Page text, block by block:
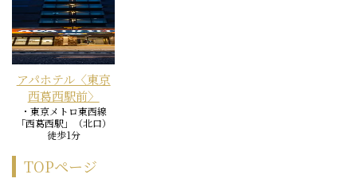
アパホテル〈東京
西葛西駅前〉
・東京メトロ東西線
「西葛西駅」（北口）
徒歩1分
TOPページ